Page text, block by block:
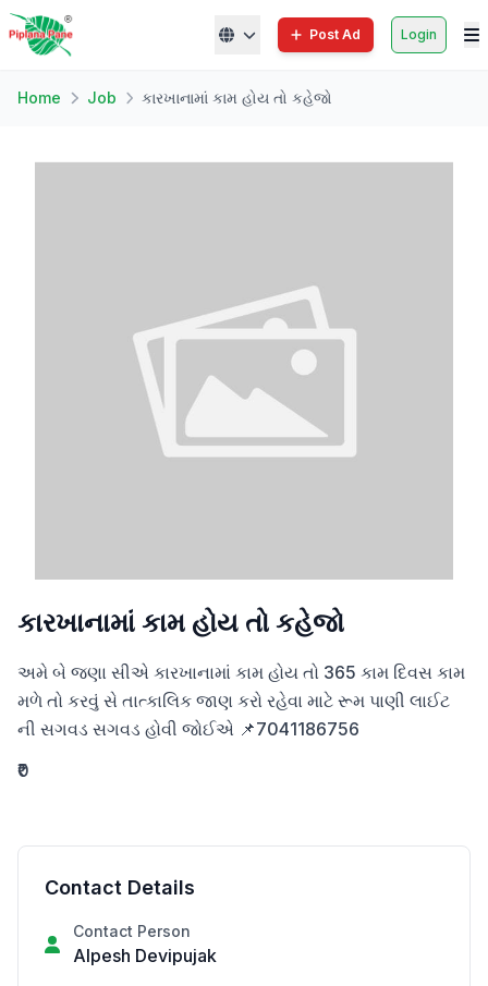
Post Ad Login
Home Job કારખાનામાં કામ હોય તો કહેજો
કારખાનામાં કામ હોય તો કહેજો
અમે બે જણા સીએ કારખાનામાં કામ હોય તો 365 કામ દિવસ કામ
મળે તો કરવું સે તાત્કાલિક જાણ કરો રહેવા માટે રૂમ પાણી લાઈટ
ની સગવડ સગવડ હોવી જોઈએ 📌7041186756
₹0
Contact Details
Contact Person
Alpesh Devipujak